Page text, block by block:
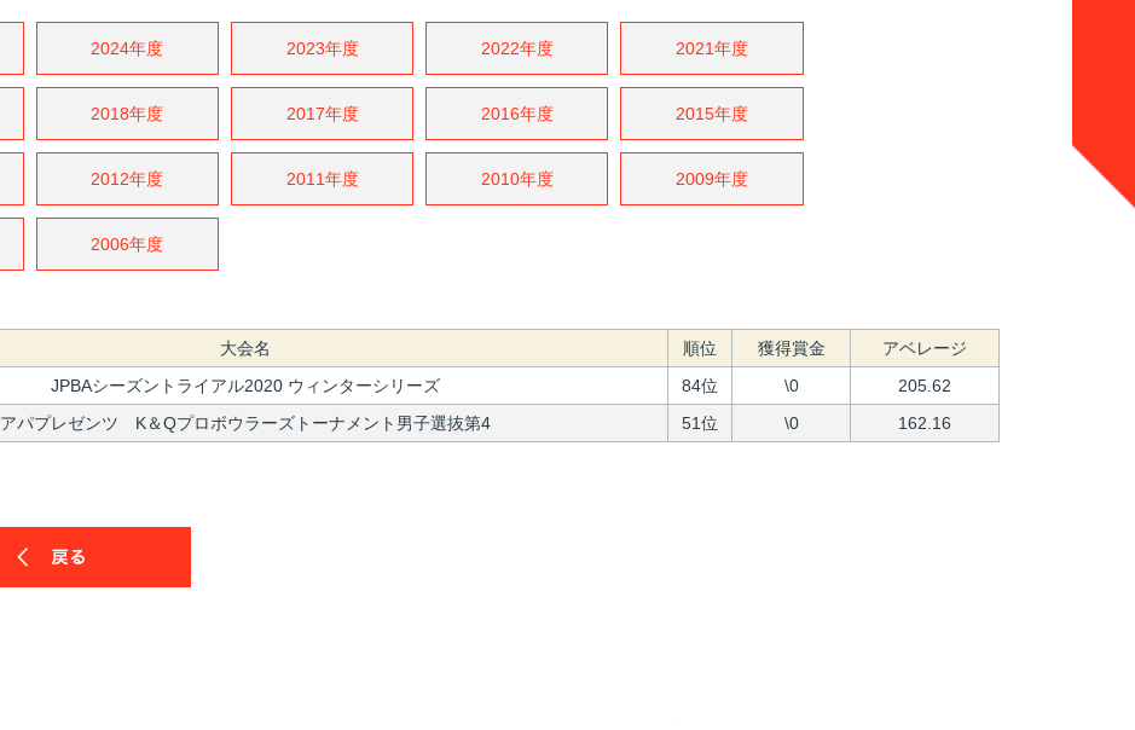
2024年度 2023年度 2022年度 2021年度
2018年度 2017年度 2016年度 2015年度
2012年度 2011年度 2010年度 2009年度
2006年度
大会名 順位 獲得賞金
アベレージ
JPBAシーズントライアル2020 ウィンターシリーズ 84位 \0
205.62
アパプレゼンツ K＆Qプロボウラーズトーナメント男子選抜第4 51位 \0 162.16